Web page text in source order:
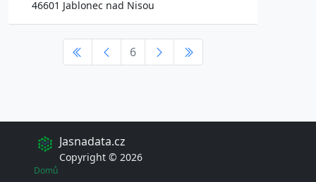
46601 Jablonec nad Nisou
6
Jasnadata.cz
Copyright © 2026
Domů